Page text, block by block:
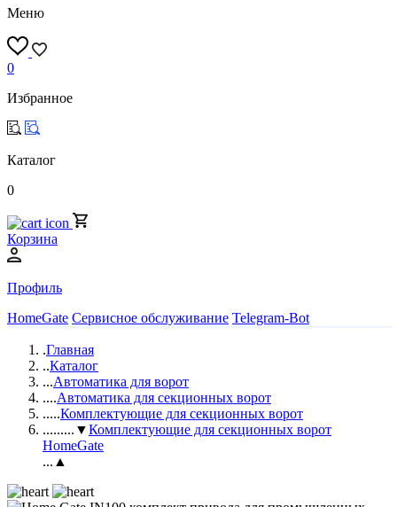
Меню
0
Избранное
Каталог
0
Корзина
Профиль
HomeGate Сервисное обслуживание Telegram-Bot
.Главная
..Каталог
...Автоматика для ворот
....Автоматика для секционных ворот
.....Комплектующие для секционных ворот
.........▼Комплектующие для секционных ворот
HomeGate
...▲